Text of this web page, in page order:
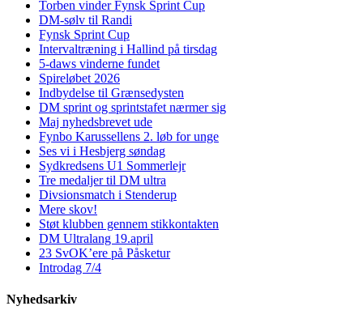
Torben vinder Fynsk Sprint Cup
DM-sølv til Randi
Fynsk Sprint Cup
Intervaltræning i Hallind på tirsdag
5-daws vinderne fundet
Spireløbet 2026
Indbydelse til Grænsedysten
DM sprint og sprintstafet nærmer sig
Maj nyhedsbrevet ude
Fynbo Karussellens 2. løb for unge
Ses vi i Hesbjerg søndag
Sydkredsens U1 Sommerlejr
Tre medaljer til DM ultra
Divsionsmatch i Stenderup
Mere skov!
Støt klubben gennem stikkontakten
DM Ultralang 19.april
23 SvOK’ere på Påsketur
Introdag 7/4
Nyhedsarkiv